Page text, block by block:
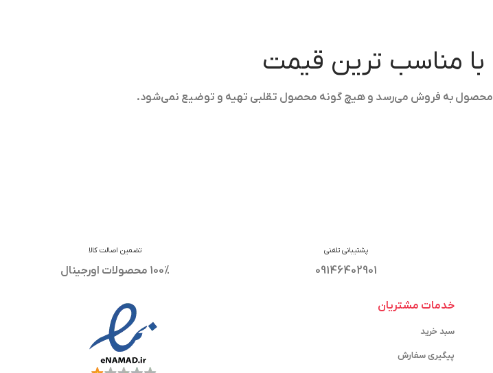
با مناسب ترین قیمت
محصول به فروش می‌رسد و هیچ گونه محصول تقلبی تهیه و توضیع نمی‌شود.
پشتیبانی تلفنی
09146402901
تضمین اصالت کالا
100% محصولات اورجینال
خدمات مشتریان
سبد خرید
پیگیری سفارش